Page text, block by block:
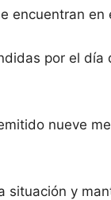
encuentran en
por el día
nueve
situación y